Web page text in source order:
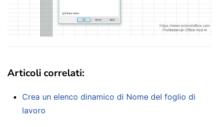
Articoli correlati:
Crea un elenco dinamico di Nome del foglio di
lavoro